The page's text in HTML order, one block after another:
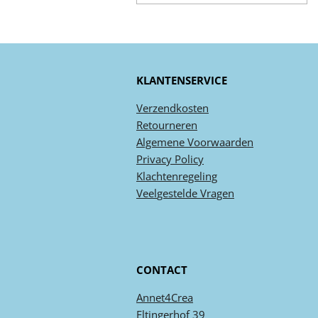
KLANTENSERVICE
Verzendkosten
Retourneren
Algemene Voorwaarden
Privacy Policy
Klachtenregeling
Veelgestelde Vragen
CONTACT
Annet4Crea
Eltingerhof 39